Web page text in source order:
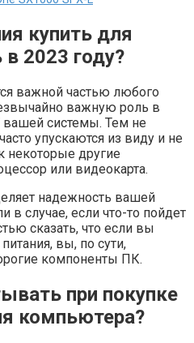
купить для
2023 году?
важной частью любого
важную роль в
вашей системы. Тем не
упускаются из виду и не
некоторые другие
или видеокарта.
надежность вашей
в случае, если что-то пойдет
сказать, что если вы
вы, по сути,
компоненты ПК.
при покупке
компьютера?